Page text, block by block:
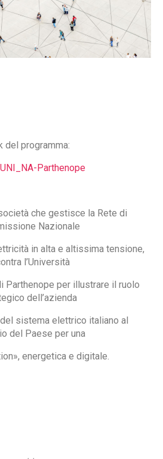
del programma:
Parthenope
che gestisce la Rete di
Nazionale
in alta e altissima tensione,
l’Università
Parthenope per illustrare il ruolo
dell’azienda
sistema elettrico italiano al
del Paese per una
energetica e digitale.